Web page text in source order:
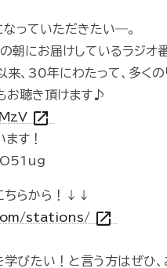
っていただきたい―。
朝にお届けしているラジオ番
、30年にわたって、多くの
お聴き頂けます♪
open_in_new
す！
ちらから！↓↓
stations/ open_in_new
学びたい！と言う方はぜひ